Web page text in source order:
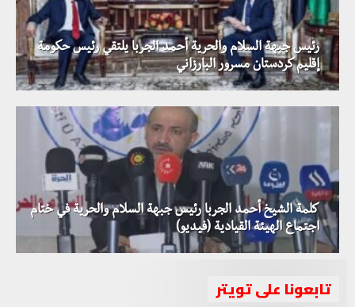
رئيس جبهة السلام والحرية أحمد الجربا يلتقي رئيس حكومة
إقليم كردستان مسرور البارزاني
كلمة الشيخ أحمد الجربا رئيس جبهة السلام والحرية في ختام
اجتماع الهيئة القيادية (فيديو)
تابعونا على تويتر